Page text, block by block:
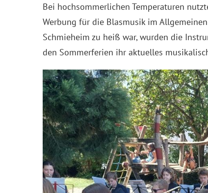
Bei hochsommerlichen Temperaturen
Werbung für die Blasmusik im
Schmieheim zu heiß war, wurden die
den Sommerferien ihr aktuelles